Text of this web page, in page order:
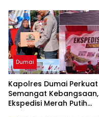
Dumai
Kapolres Dumai Perkuat
Semangat Kebangsaan,
Ekspedisi Merah Putih